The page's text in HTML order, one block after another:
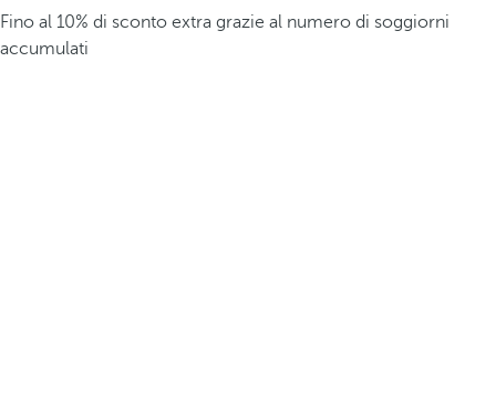
Fino al 10% di sconto extra grazie al numero di soggiorni
accumulati